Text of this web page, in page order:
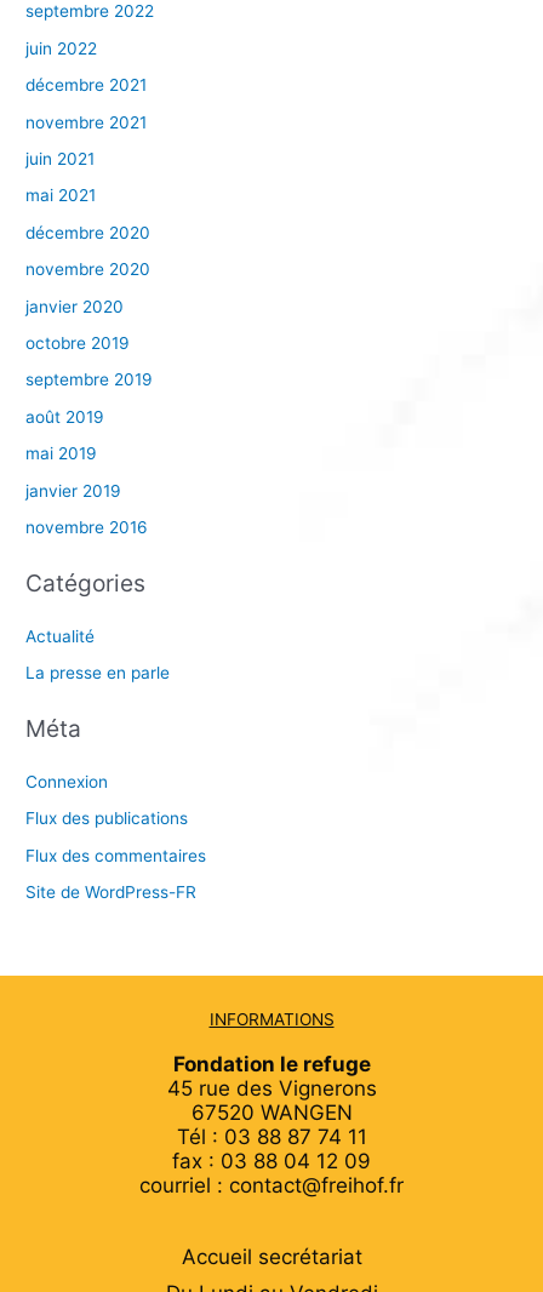
septembre 2022
juin 2022
décembre 2021
novembre 2021
juin 2021
mai 2021
décembre 2020
novembre 2020
janvier 2020
octobre 2019
septembre 2019
août 2019
mai 2019
janvier 2019
novembre 2016
Catégories
Actualité
La presse en parle
Méta
Connexion
Flux des publications
Flux des commentaires
Site de WordPress-FR
INFORMATIONS
Fondation le refuge
45 rue des Vignerons
67520 WANGEN
Tél : 03 88 87 74 11
fax : 03 88 04 12 09
courriel : contact@freihof.fr
Accueil secrétariat